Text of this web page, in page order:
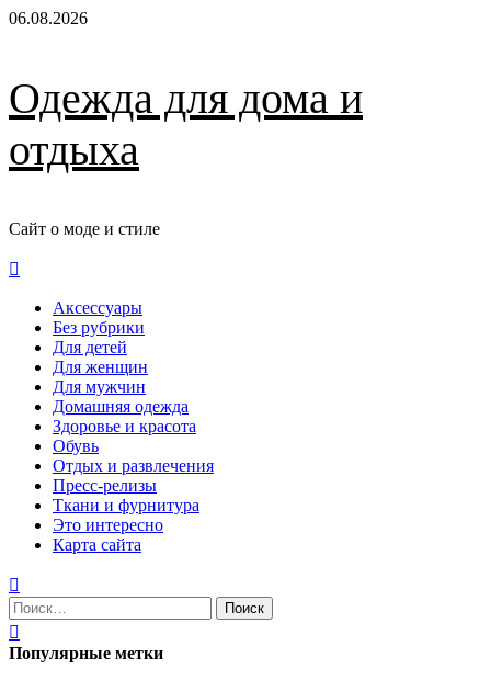
Перейти
06.08.2026
Одежда для дома и
отдыха
Сайт о моде и стиле
Аксессуары
Без рубрики
Для детей
Для женщин
Для мужчин
Домашняя одежда
Здоровье и красота
Обувь
Отдых и развлечения
Пресс-релизы
Ткани и фурнитура
Это интересно
Карта сайта
Найти:
Популярные метки